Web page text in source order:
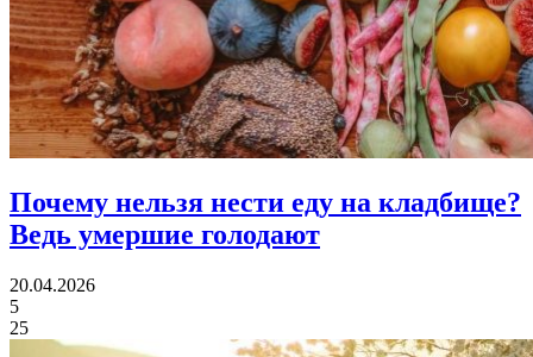
Почему нельзя нести еду на кладбище?
Ведь умершие голодают
20.04.2026
5
25